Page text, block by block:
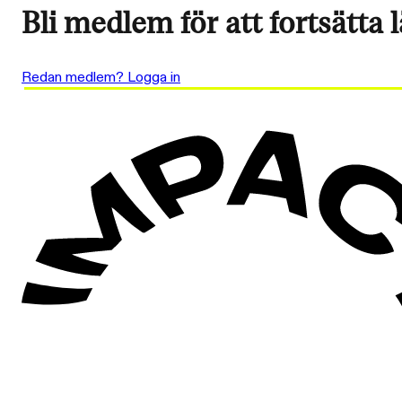
Bli medlem för att fortsätta
Redan medlem? Logga in